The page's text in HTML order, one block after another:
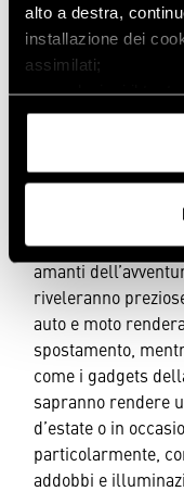
alto a destra,
installazione dei
assimilati;
- se selezioni il
all’installazione di
Puoi conoscere i
sezioni della
oggetti strani,
casa, si rivelano
dall’altro non
di tutti: creare e/o
idee salvaspazio
sue soluzioni non
attrezzi,
bambini, ti
vivere i tuoi spazi
amanti
riveleranno
auto e moto
spostamento,
come i gadgets
sapranno rendere
d’estate o in
particolarmente,
addobbi e